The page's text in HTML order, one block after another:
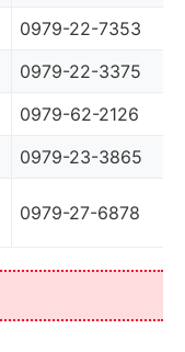
0979-22-7353
0979-22-3375
0979-62-2126
0979-23-3865
0979-27-6878